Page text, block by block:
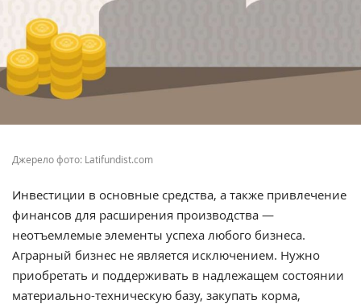
Джерело фото: Latifundist.com
Инвестиции в основные средства, а также привлечение
финансов для расширения производства —
неотъемлемые элементы успеха любого бизнеса.
Аграрный бизнес не является исключением. Нужно
приобретать и поддерживать в надлежащем состоянии
материально-техническую базу, закупать корма,